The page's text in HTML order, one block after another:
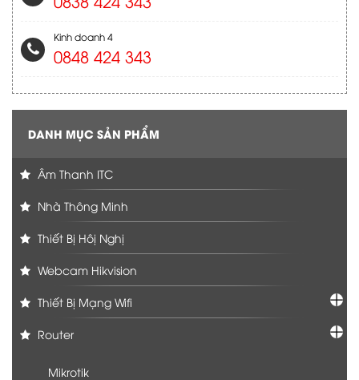
Kinh doanh 4
0848 424 343
DANH MỤC SẢN PHẨM
Âm Thanh ITC
Nhà Thông Minh
Thiết Bị Hôị Nghị
Webcam Hikvision
Thiết Bị Mạng Wifi
Router
Mikrotik